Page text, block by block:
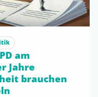
am
Jahre
brauchen